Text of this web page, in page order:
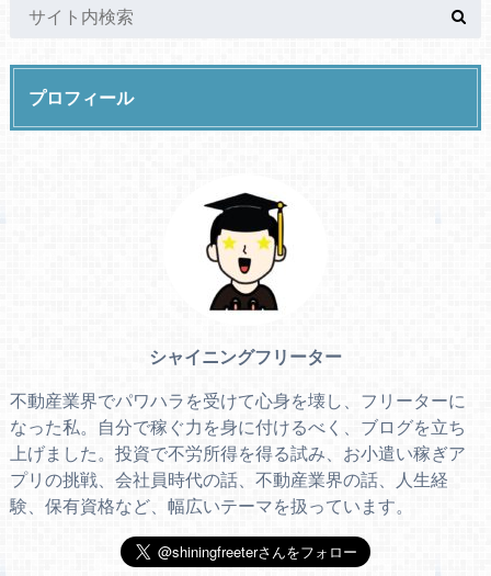
プロフィール
シャイニングフリーター
不動産業界でパワハラを受けて心身を壊し、フリーターに
なった私。自分で稼ぐ力を身に付けるべく、ブログを立ち
上げました。投資で不労所得を得る試み、お小遣い稼ぎア
プリの挑戦、会社員時代の話、不動産業界の話、人生経
験、保有資格など、幅広いテーマを扱っています。